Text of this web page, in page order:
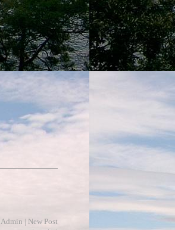
Admin | New Post